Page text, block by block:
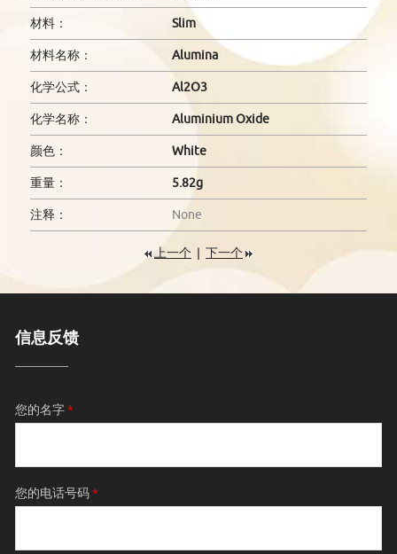
材料： Slim
材料名称： Alumina
化学公式： Al2O3
化学名称： Aluminium Oxide
颜色： White
重量： 5.82g
注释： None
上一个 | 下一个
信息反馈
您的名字*
您的电话号码*